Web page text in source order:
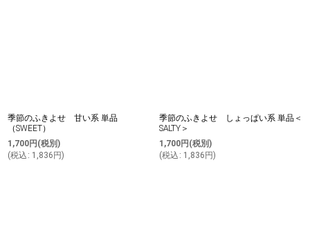
季節のふきよせ 甘い系 単品
（SWEET）
1,700円 (税別)
(税込 : 1,836 円)
季節のふきよせ しょっぱい系 単品＜
SALTY＞
1,700円 (税別)
(税込 : 1,836 円)